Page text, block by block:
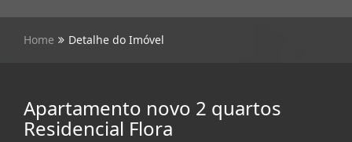
Home Detalhe do Imóvel
Apartamento novo 2 quartos
Residencial Flora